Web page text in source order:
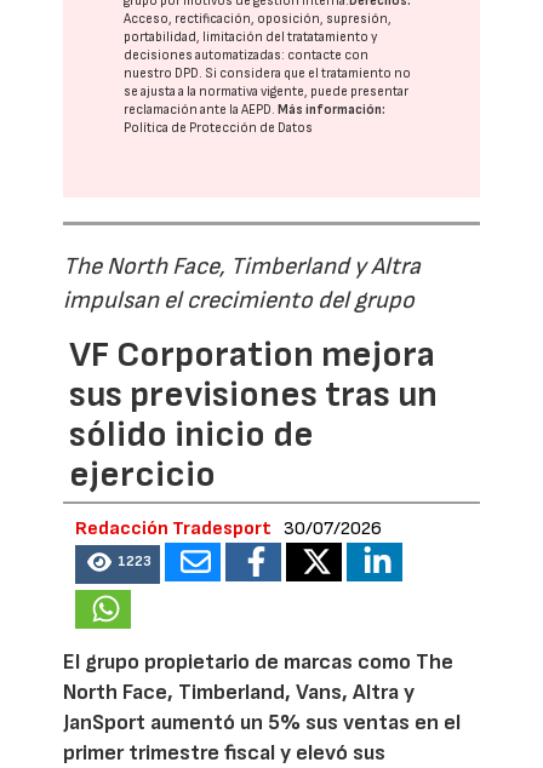
Acceso, rectificación, oposición, supresión,
portabilidad, limitación del tratatamiento y
decisiones automatizadas: contacte con
nuestro DPD. Si considera que el tratamiento no
se ajusta a la normativa vigente, puede presentar
reclamación ante laAEPD. Más información:
Política de Protección de Datos
The North Face, Timberland y Altra
impulsan el crecimiento del grupo
VF Corporation mejora
sus previsiones tras un
sólido inicio de
ejercicio
Redacción Tradesport 30/07/2026
1223
El grupo propietario de marcas como The
North Face, Timberland, Vans, Altra y
JanSport aumentó un 5% sus ventas en el
primer trimestre fiscal y elevó sus